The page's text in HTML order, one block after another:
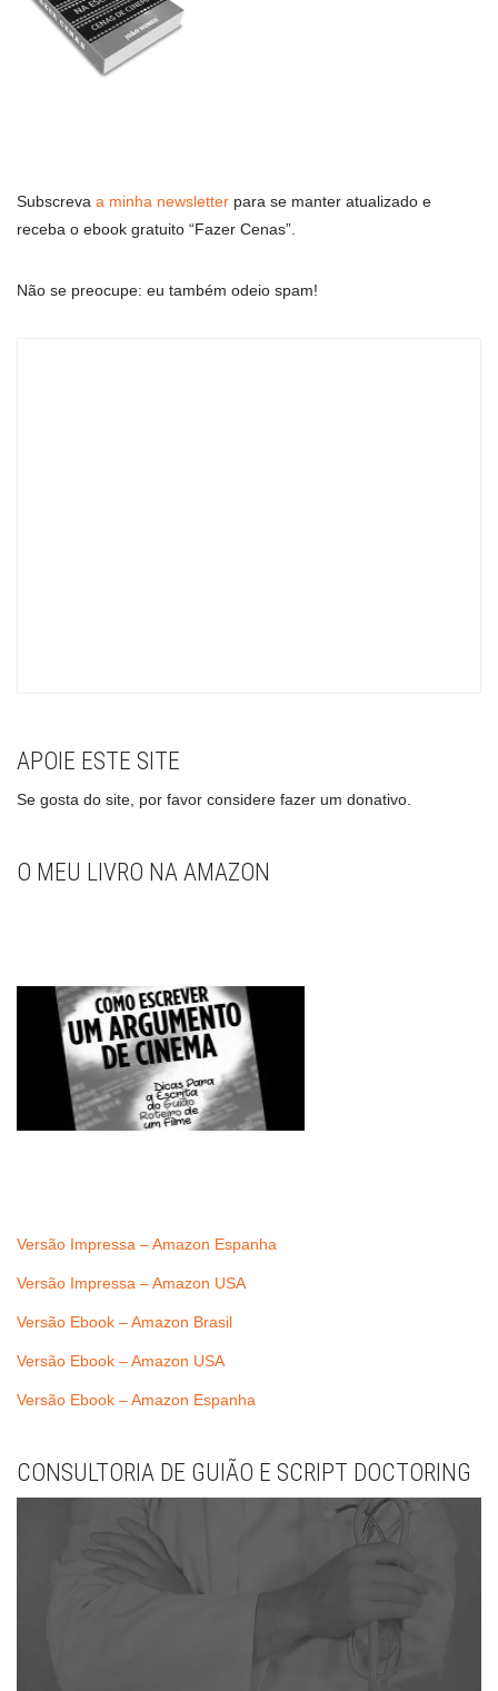
Subscreva a minha newsletter para se manter atualizado e
receba o ebook gratuito “Fazer Cenas”.
Não se preocupe: eu também odeio spam!
APOIE ESTE SITE
Se gosta do site, por favor considere fazer um donativo.
O MEU LIVRO NA AMAZON
Versão Impressa – Amazon Espanha
Versão Impressa – Amazon USA
Versão Ebook – Amazon Brasil
Versão Ebook – Amazon USA
Versão Ebook – Amazon Espanha
CONSULTORIA DE GUIÃO E SCRIPT DOCTORING